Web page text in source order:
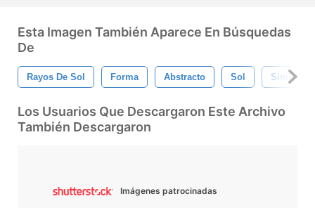
Esta Imagen También Aparece En Búsquedas
De
Rayos De Sol Forma Abstracto Sol Simétrico
Los Usuarios Que Descargaron Este Archivo
También Descargaron
Imágenes patrocinadas